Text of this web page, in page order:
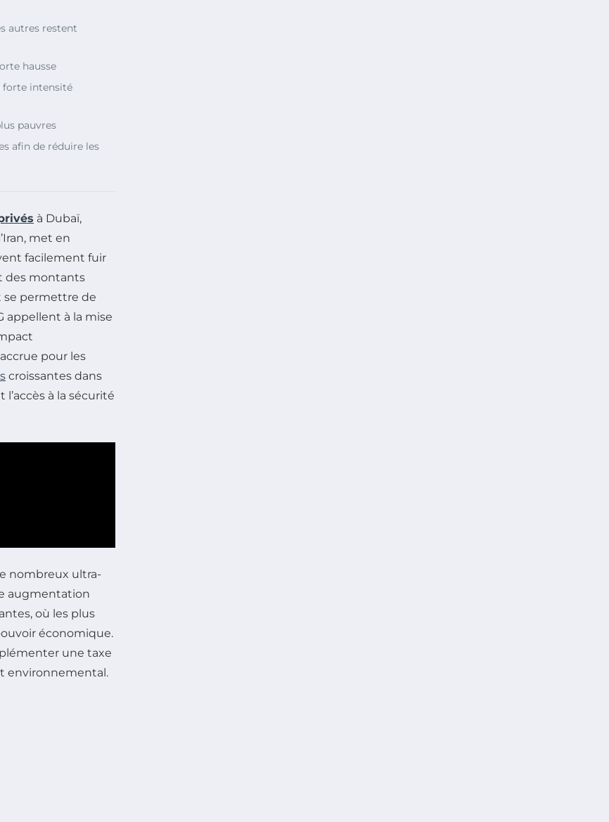
autres restent
hausse
forte intensité
pauvres
afin de réduire les
à Dubaï,
met en
facilement fuir
des montants
se permettre de
appellent à la mise
pour les
croissantes dans
à la sécurité
nombreux ultra-
augmentation
où les plus
économique.
une taxe
environnemental.